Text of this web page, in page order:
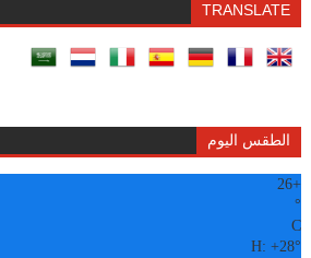
TRANSLATE
الطقس اليوم
+
26
°
C
H:+28°